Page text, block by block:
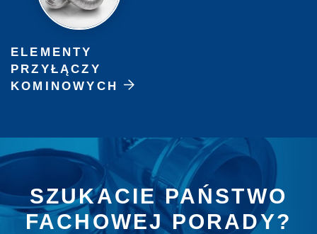
ELEMENTY
PRZYŁĄCZY
KOMINOWYCH
SZUKACIE PAŃSTWO
FACHOWEJ PORADY?